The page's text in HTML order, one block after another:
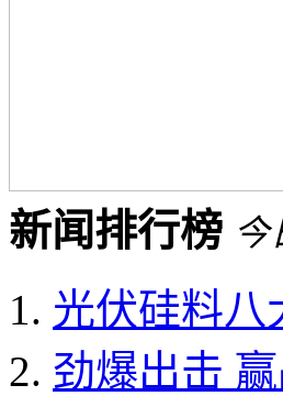
新闻排行榜 今
光伏硅料八
劲爆出击